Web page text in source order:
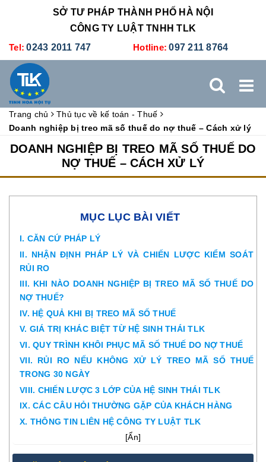
SỞ TƯ PHÁP THÀNH PHỐ HÀ NỘI
CÔNG TY LUẬT TNHH TLK
Tel: 0243 2011 747 Hotline: 097 211 8764
DỊCH VỤ KẾ TOÁN - THUẾ XÚC TIẾN THƯƠNG MẠI
BẢNG GIÁ ĐÀO TẠO TUYỂN DỤNG LIÊN HỆ
Trang chủ
Thủ tục về kế toán - Thuế
Doanh nghiệp bị treo mã số thuế do nợ thuế – Cách xử lý
DOANH NGHIỆP BỊ TREO MÃ SỐ THUẾ DO
NỢ THUẾ – CÁCH XỬ LÝ
MỤC LỤC BÀI VIẾT
I. CĂN CỨ PHÁP LÝ
II. NHẬN ĐỊNH PHÁP LÝ VÀ CHIẾN LƯỢC KIỂM SOÁT
RỦI RO
III. KHI NÀO DOANH NGHIỆP BỊ TREO MÃ SỐ THUẾ DO
NỢ THUẾ?
IV. HỆ QUẢ KHI BỊ TREO MÃ SỐ THUẾ
V. GIÁ TRỊ KHÁC BIỆT TỪ HỆ SINH THÁI TLK
VI. QUY TRÌNH KHÔI PHỤC MÃ SỐ THUẾ DO NỢ THUẾ
VII. RỦI RO NẾU KHÔNG XỬ LÝ TREO MÃ SỐ THUẾ
TRONG 30 NGÀY
VIII. CHIẾN LƯỢC 3 LỚP CỦA HỆ SINH THÁI TLK
IX. CÁC CÂU HỎI THƯỜNG GẶP CỦA KHÁCH HÀNG
X. THÔNG TIN LIÊN HỆ CÔNG TY LUẬT TLK
[Ẩn]